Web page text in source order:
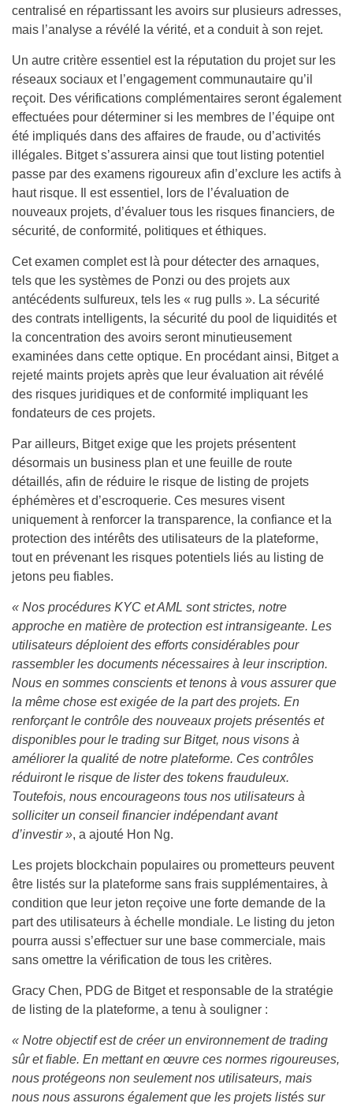
centralisé en répartissant les avoirs sur plusieurs adresses,
mais l’analyse a révélé la vérité, et a conduit à son rejet.
Un autre critère essentiel est la réputation du projet sur les
réseaux sociaux et l’engagement communautaire qu’il
reçoit. Des vérifications complémentaires seront également
effectuées pour déterminer si les membres de l’équipe ont
été impliqués dans des affaires de fraude, ou d’activités
illégales. Bitget s’assurera ainsi que tout listing potentiel
passe par des examens rigoureux afin d’exclure les actifs à
haut risque. Il est essentiel, lors de l’évaluation de
nouveaux projets, d’évaluer tous les risques financiers, de
sécurité, de conformité, politiques et éthiques.
Cet examen complet est là pour détecter des arnaques,
tels que les systèmes de Ponzi ou des projets aux
antécédents sulfureux, tels les « rug pulls ». La sécurité
des contrats intelligents, la sécurité du pool de liquidités et
la concentration des avoirs seront minutieusement
examinées dans cette optique. En procédant ainsi, Bitget a
rejeté maints projets après que leur évaluation ait révélé
des risques juridiques et de conformité impliquant les
fondateurs de ces projets.
Par ailleurs, Bitget exige que les projets présentent
désormais un business plan et une feuille de route
détaillés, afin de réduire le risque de listing de projets
éphémères et d’escroquerie. Ces mesures visent
uniquement à renforcer la transparence, la confiance et la
protection des intérêts des utilisateurs de la plateforme,
tout en prévenant les risques potentiels liés au listing de
jetons peu fiables.
« Nos procédures KYC et AML sont strictes, notre
approche en matière de protection est intransigeante. Les
utilisateurs déploient des efforts considérables pour
rassembler les documents nécessaires à leur inscription.
Nous en sommes conscients et tenons à vous assurer que
la même chose est exigée de la part des projets. En
renforçant le contrôle des nouveaux projets présentés et
disponibles pour le trading sur Bitget, nous visons à
améliorer la qualité de notre plateforme. Ces contrôles
réduiront le risque de lister des tokens frauduleux.
Toutefois, nous encourageons tous nos utilisateurs à
solliciter un conseil financier indépendant avant
d’investir », a ajouté Hon Ng.
Les projets blockchain populaires ou prometteurs peuvent
être listés sur la plateforme sans frais supplémentaires, à
condition que leur jeton reçoive une forte demande de la
part des utilisateurs à échelle mondiale. Le listing du jeton
pourra aussi s’effectuer sur une base commerciale, mais
sans omettre la vérification de tous les critères.
Gracy Chen, PDG de Bitget et responsable de la stratégie
de listing de la plateforme, a tenu à souligner :
« Notre objectif est de créer un environnement de trading
sûr et fiable. En mettant en œuvre ces normes rigoureuses,
nous protégeons non seulement nos utilisateurs, mais
nous nous assurons également que les projets listés sur